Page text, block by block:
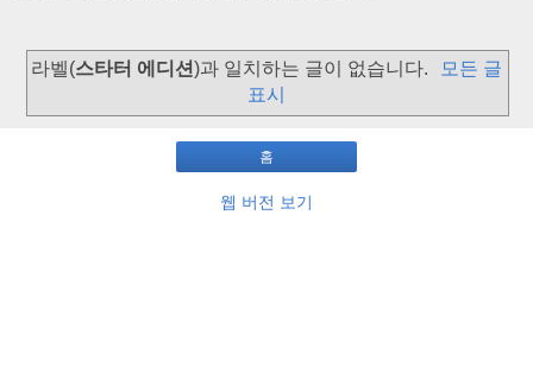
라벨(스타터 에디션)과 일치하는 글이 없습니다.
모든 글
표시
홈
웹 버전 보기